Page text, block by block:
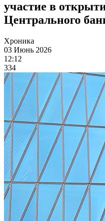
участие в
Центрального
Хроника
03 Июнь 2026
12:12
334